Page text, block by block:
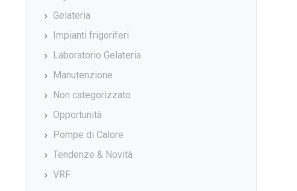
Gelateria
Impianti frigoriferi
Laboratorio Gelateria
Manutenzione
Non categorizzato
Opportunità
Pompe di Calore
Tendenze & Novità
VRF